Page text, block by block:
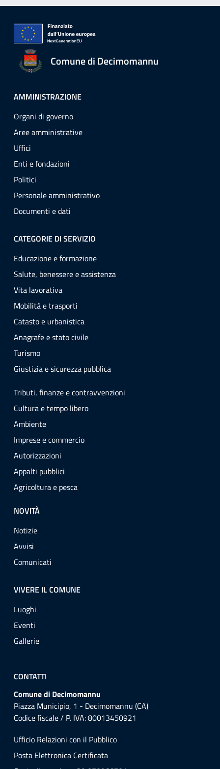
Comune di Decimomannu
AMMINISTRAZIONE
Organi di governo
Aree amministrative
Uffici
Enti e fondazioni
Politici
Personale amministrativo
Documenti e dati
CATEGORIE DI SERVIZIO
Educazione e formazione
Salute, benessere e assistenza
Vita lavorativa
Mobilità e trasporti
Catasto e urbanistica
Anagrafe e stato civile
Turismo
Giustizia e sicurezza pubblica
Tributi, finanze e contravvenzioni
Cultura e tempo libero
Ambiente
Imprese e commercio
Autorizzazioni
Appalti pubblici
Agricoltura e pesca
NOVITÀ
Notizie
Avvisi
Comunicati
VIVERE IL COMUNE
Luoghi
Eventi
Gallerie
CONTATTI
Comune di Decimomannu
Piazza Municipio, 1 - Decimomannu (CA)
Codice fiscale / P. IVA: 80013450921
Ufficio Relazioni con il Pubblico
Posta Elettronica Certificata